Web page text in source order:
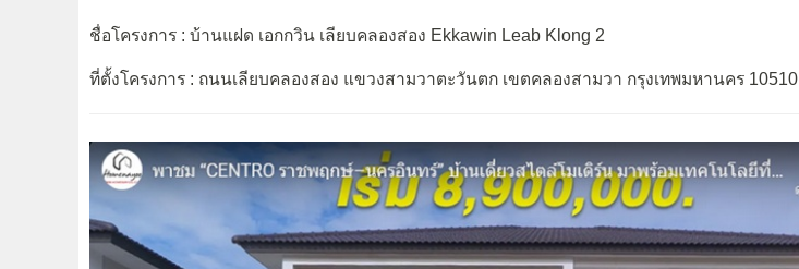
ชื่อโครงการ : บ้านแฝด เอกกวิน เลียบคลองสอง Ekkawin Leab Klong 2
ที่ตั้งโครงการ : ถนนเลียบคลองสอง แขวงสามวาตะวันตก เขตคลองสามวา กรุงเทพมหานคร 10510